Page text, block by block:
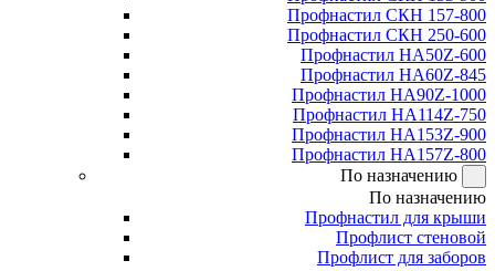
Профнастил СКН 157-800
Профнастил СКН 250-600
Профнастил НА50Z-600
Профнастил НА60Z-845
Профнастил НА90Z-1000
Профнастил НА114Z-750
Профнастил НА153Z-900
Профнастил НА157Z-800
По назначению
По назначению
Профнастил для крыши
Профлист стеновой
Профлист для заборов